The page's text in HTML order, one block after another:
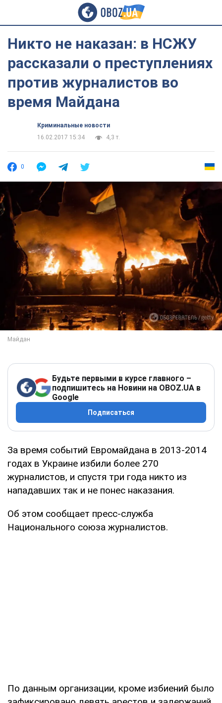
Никто не наказан: в НСЖУ
рассказали о преступлениях
против журналистов во
время Майдана
Криминальные новости
16.02.2017 15:34
4,3 т.
0
Будьте первыми в курсе главного –
подпишитесь на Новини на OBOZ.UA в
Google
Подписаться
За время событий Евромайдана в 2013-2014
годах в Украине избили более 270
журналистов, и спустя три года никто из
нападавших так и не понес наказания.
Об этом сообщает пресс-служба
Национального союза журналистов.
По данным организации, кроме избиений было